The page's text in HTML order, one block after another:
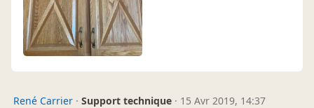
René Carrier · Support technique · 15 Avr 2019, 14:37